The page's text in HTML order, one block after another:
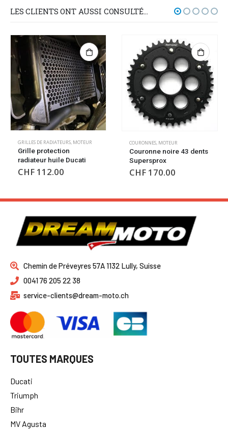
LES CLIENTS ONT AUSSI CONSULTÉ…
GRILLES DE RADIATEURS, MOTEUR
Grille protection
radiateur huile Ducati
CHF 112.00
COURONNES, MOTEUR
Couronne noire 43 dents
Supersprox
CHF 170.00
Chemin de Préveyres 57A 1132 Lully, Suisse
0041 76 205 22 38
service-clients@dream-moto.ch
TOUTES MARQUES
Ducati
Triumph
Bihr
MV Agusta